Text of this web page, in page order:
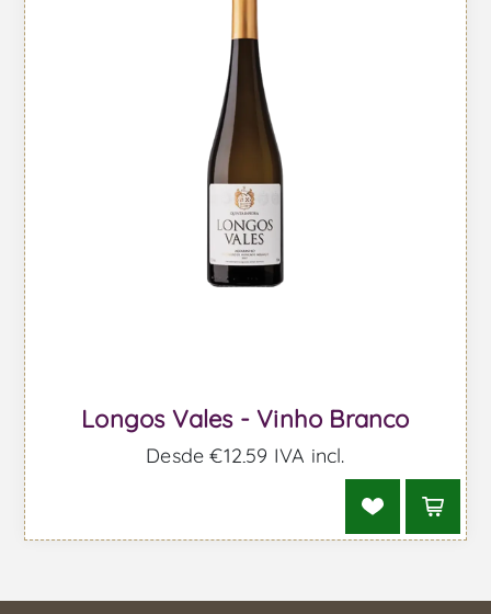
Longos Vales - Vinho Branco
Desde €12,59 IVA incl.